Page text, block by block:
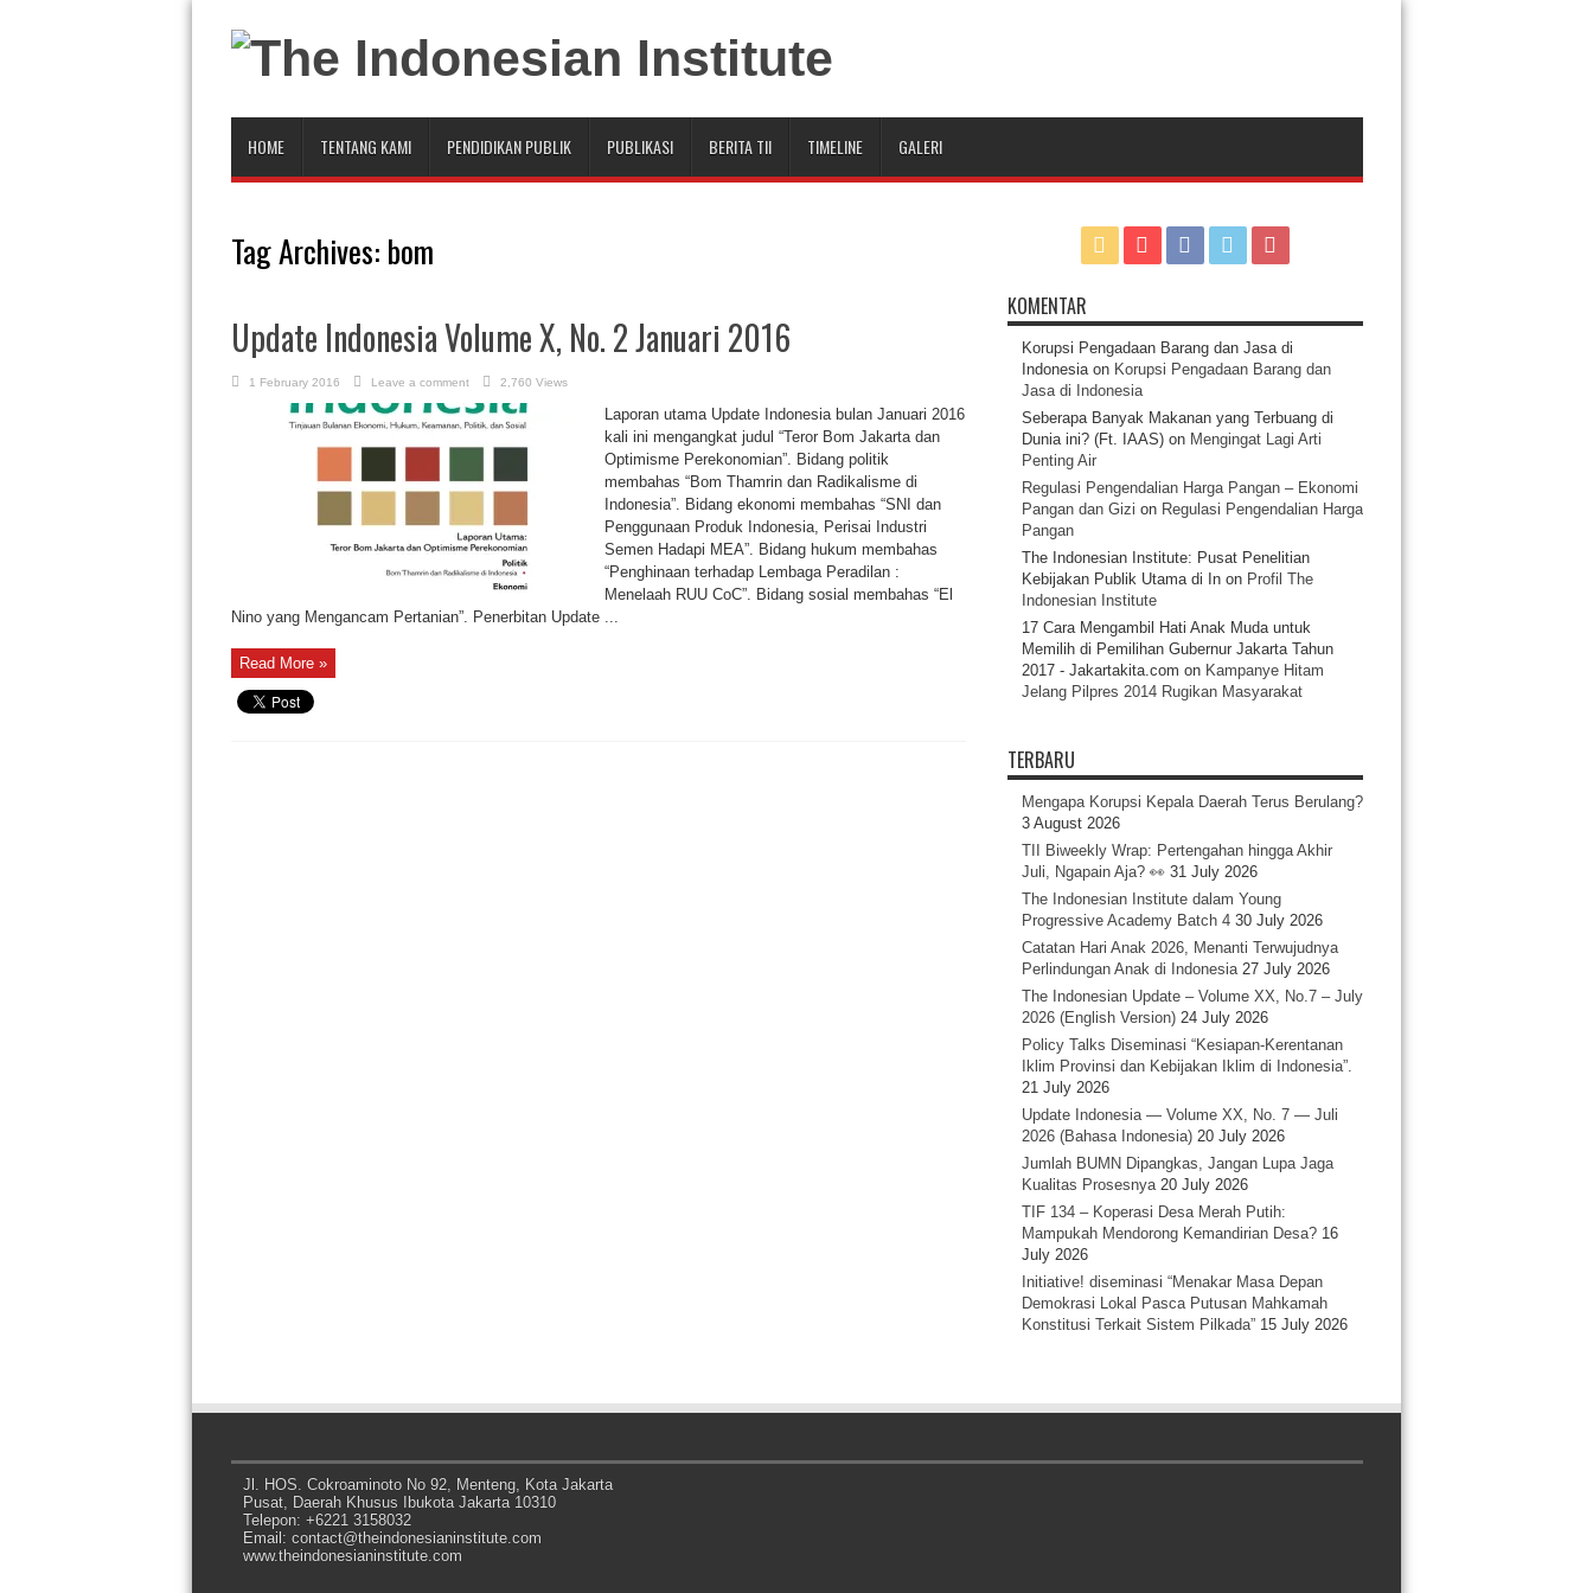
HOME TENTANG KAMI PENDIDIKAN PUBLIK PUBLIKASI BERITA TII TIMELINE GALERI
Tag Archives: bom
Update Indonesia Volume X, No. 2 Januari 2016
1 February 2016 Leave a comment 2,760 Views
Laporan utama Update Indonesia bulan Januari 2016
kali ini mengangkat judul “Teror Bom Jakarta dan
Optimisme Perekonomian”. Bidang politik
membahas “Bom Thamrin dan Radikalisme di
Indonesia”. Bidang ekonomi membahas “SNI dan
Penggunaan Produk Indonesia, Perisai Industri
Semen Hadapi MEA”. Bidang hukum membahas
“Penghinaan terhadap Lembaga Peradilan :
Menelaah RUU CoC”. Bidang sosial membahas “El
Nino yang Mengancam Pertanian”. Penerbitan Update ...
Read More »
KOMENTAR
Korupsi Pengadaan Barang dan Jasa di
Indonesiaon Korupsi Pengadaan Barang dan
Jasa di Indonesia
Seberapa Banyak Makanan yang Terbuang di
Dunia ini? (Ft. IAAS)on Mengingat Lagi Arti
Penting Air
Regulasi Pengendalian Harga Pangan – Ekonomi
Pangan dan Gizi on Regulasi Pengendalian Harga
Pangan
The Indonesian Institute: Pusat Penelitian
Kebijakan Publik Utama di Inon Profil The
Indonesian Institute
17 Cara Mengambil Hati Anak Muda untuk
Memilih di Pemilihan Gubernur Jakarta Tahun
2017 - Jakartakita.com on Kampanye Hitam
Jelang Pilpres 2014 Rugikan Masyarakat
TERBARU
Mengapa Korupsi Kepala Daerah Terus Berulang?
3 August 2026
TII Biweekly Wrap: Pertengahan hingga Akhir
Juli, Ngapain Aja? 👀 31 July 2026
The Indonesian Institute dalam Young
Progressive Academy Batch 4 30 July 2026
Catatan Hari Anak 2026, Menanti Terwujudnya
Perlindungan Anak di Indonesia 27 July 2026
The Indonesian Update – Volume XX, No.7 – July
2026 (English Version) 24 July 2026
Policy Talks Diseminasi “Kesiapan-Kerentanan
Iklim Provinsi dan Kebijakan Iklim di Indonesia”.
21 July 2026
Update Indonesia — Volume XX, No. 7 — Juli
2026 (Bahasa Indonesia) 20 July 2026
Jumlah BUMN Dipangkas, Jangan Lupa Jaga
Kualitas Prosesnya 20 July 2026
TIF 134 – Koperasi Desa Merah Putih:
Mampukah Mendorong Kemandirian Desa? 16
July 2026
Initiative! diseminasi “Menakar Masa Depan
Demokrasi Lokal Pasca Putusan Mahkamah
Konstitusi Terkait Sistem Pilkada” 15 July 2026
Jl. HOS. Cokroaminoto No 92, Menteng, Kota Jakarta
Pusat, Daerah Khusus Ibukota Jakarta 10310
Telepon: +6221 3158032
Email: contact@theindonesianinstitute.com
www.theindonesianinstitute.com